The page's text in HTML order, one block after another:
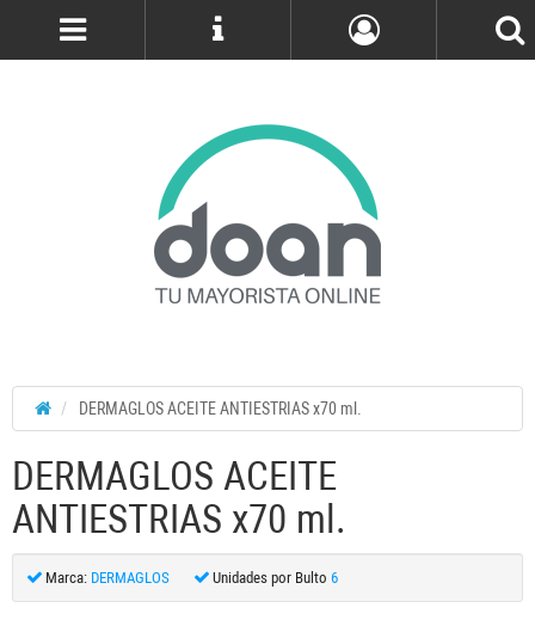
DERMAGLOS ACEITE ANTIESTRIAS x70 ml.
DERMAGLOS ACEITE
ANTIESTRIAS x70 ml.
Marca: DERMAGLOS Unidades por Bulto 6